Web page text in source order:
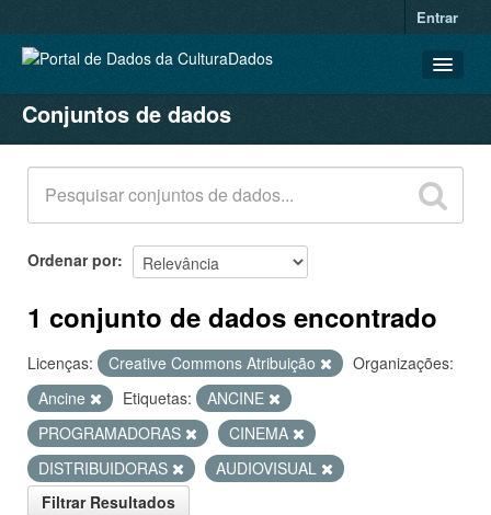
Entrar
CONJUNTOS DE DADOS
ORGANIZAÇÕES
GRUPOS
SOBRE
Conjuntos de dados
Ordenar por
1 conjunto de dados encontrado
Licenças: Creative Commons Atribuição
Organizações:
Ancine
Etiquetas:
ANCINE
PROGRAMADORAS
CINEMA
DISTRIBUIDORAS
AUDIOVISUAL
Filtrar Resultados